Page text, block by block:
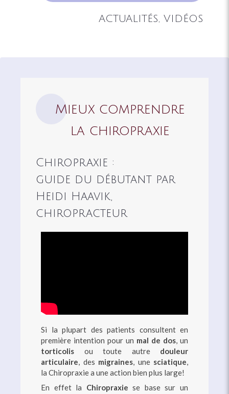
ACTUALITÉS, VIDÉOS
Mieux comprendre
la chiropraxie
Chiropraxie :
guide du débutant par
Heidi Haavik,
chiropracteur
Si la plupart des patients consultent en
première intention pour un mal de dos, un
torticolis ou toute autre douleur
articulaire, des migraines, une sciatique,
la Chiropraxie a une action bien plus large!
En effet la Chiropraxie se base sur un